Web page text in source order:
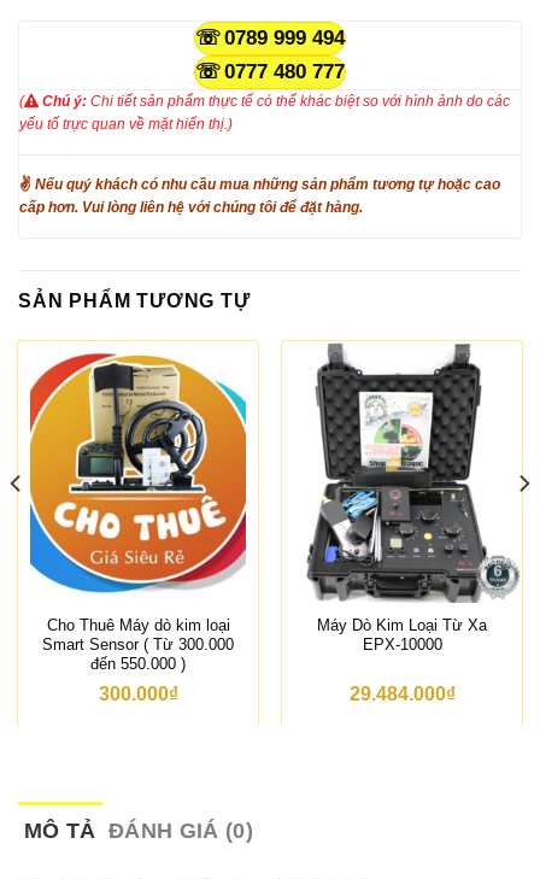
0789 999 494
0777 480 777
( Chú ý: Chi tiết sản phẩm thực tế có thể khác biệt so với hình ảnh do các
yếu tố trực quan về mặt hiển thị.)
✌ Nếu quý khách có nhu cầu mua những sản phẩm tương tự hoặc cao
cấp hơn. Vui lòng liên hệ với chúng tôi để đặt hàng.
SẢN PHẨM TƯƠNG TỰ
Cho Thuê Máy dò kim loại
Smart Sensor ( Từ 300.000
đến 550.000 )
300.000₫
Máy Dò Kim Loại Từ Xa
EPX-10000
29.484.000₫
MÔ TẢ ĐÁNH GIÁ (0)